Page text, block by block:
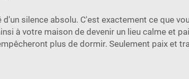
silence absolu. C'est exactement ce que
à votre maison de devenir un lieu calme et
plus de dormir. Seulement paix et